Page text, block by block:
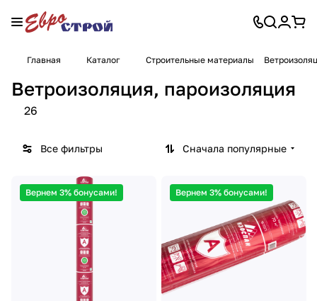
Главная Каталог Строительные материалы
Ветроизоляция, пароизоляция
26
Все фильтры Сначала популярные
Вернем 3% бонусами! Вернем 3% бонусами!